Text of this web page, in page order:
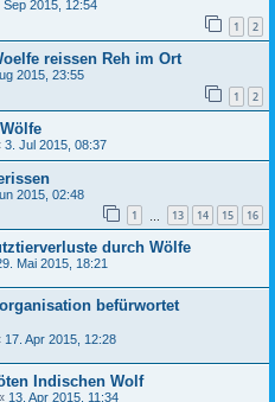
Sep 2015, 12:54
1 2
reissen Reh im Ort
2015, 23:55
1 2
3. Jul 2015, 08:37
2015, 02:48
1 13 14 15 16
durch Wölfe
Mai 2015, 18:21
befürwortet
17. Apr 2015, 12:28
Indischen Wolf
13. Apr 2015, 11:34